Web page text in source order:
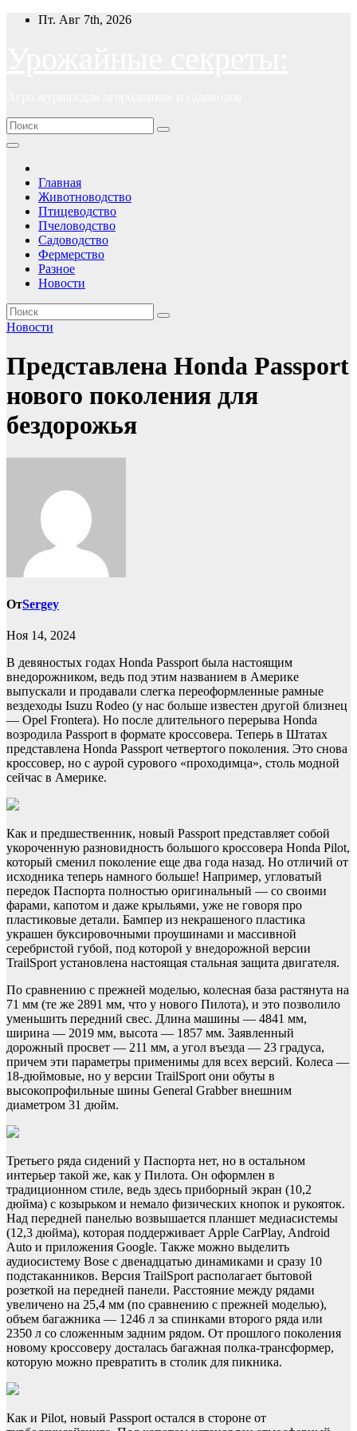
ПерейтиПт. Авг 7th, 2026
Главная
Животноводство
Птицеводство
Пчеловодство
Садоводство
Фермерство
Разное
Новости
Новости
Представлена Honda Passport
нового поколения для
бездорожья
ОтSergey
Ноя 14, 2024
В девяностых годах Honda Passport была настоящим
внедорожником, ведь под этим названием в Америке
выпускали и продавали слегка переоформленные рамные
вездеходы Isuzu Rodeo (у нас больше известен другой близнец
— Opel Frontera). Но после длительного перерыва Honda
возродила Passport в формате кроссовера. Теперь в Штатах
представлена Honda Passport четвертого поколения. Это снова
кроссовер, но с аурой сурового «проходимца», столь модной
сейчас в Америке.
Как и предшественник, новый Passport представляет собой
укороченную разновидность большого кроссовера Honda Pilot,
который сменил поколение еще два года назад. Но отличий от
исходника теперь намного больше! Например, угловатый
передок Паспорта полностью оригинальный — со своими
фарами, капотом и даже крыльями, уже не говоря про
пластиковые детали. Бампер из некрашеного пластика
украшен буксировочными проушинами и массивной
серебристой губой, под которой у внедорожной версии
TrailSport установлена настоящая стальная защита двигателя.
По сравнению с прежней моделью, колесная база растянута на
71 мм (те же 2891 мм, что у нового Пилота), и это позволило
уменьшить передний свес. Длина машины — 4841 мм,
ширина — 2019 мм, высота — 1857 мм. Заявленный
дорожный просвет — 211 мм, а угол въезда — 23 градуса,
причем эти параметры применимы для всех версий. Колеса —
18-дюймовые, но у версии TrailSport они обуты в
высокопрофильные шины General Grabber внешним
диаметром 31 дюйм.
Третьего ряда сидений у Паспорта нет, но в остальном
интерьер такой же, как у Пилота. Он оформлен в
традиционном стиле, ведь здесь приборный экран (10,2
дюйма) с козырьком и немало физических кнопок и рукояток.
Над передней панелью возвышается планшет медиасистемы
(12,3 дюйма), которая поддерживает Apple CarPlay, Android
Auto и приложения Google. Также можно выделить
аудиосистему Bose с двенадцатью динамиками и сразу 10
подстаканников. Версия TrailSport располагает бытовой
розеткой на передней панели. Расстояние между рядами
увеличено на 25,4 мм (по сравнению с прежней моделью),
объем багажника — 1246 л за спинками второго ряда или
2350 л со сложенным задним рядом. От прошлого поколения
новому кроссоверу досталась багажная полка-трансформер,
которую можно превратить в столик для пикника.
Как и Pilot, новый Passport остался в стороне от